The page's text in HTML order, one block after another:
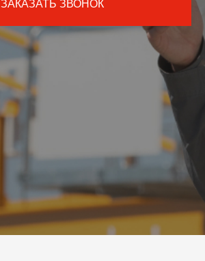
ЗАКАЗАТЬ ЗВОНОК